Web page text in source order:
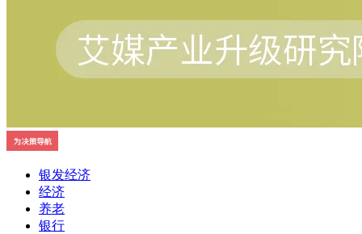
银发经济
经济
养老
银行